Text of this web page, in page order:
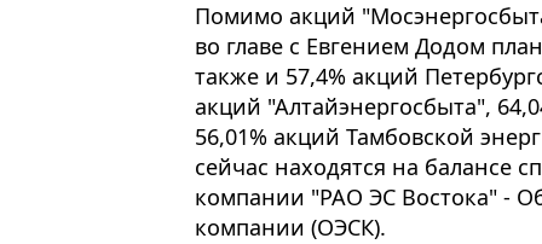
Помимо акций
во главе с Евгением Додом
также и 57,4% акций
акций "Алтайэнергосбыта",
56,01% акций Тамбовской
сейчас находятся на балансе
компании "РАО ЭС Востока" -
компании (ОЭСК).